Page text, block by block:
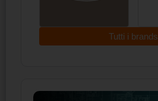
Tutti i brands